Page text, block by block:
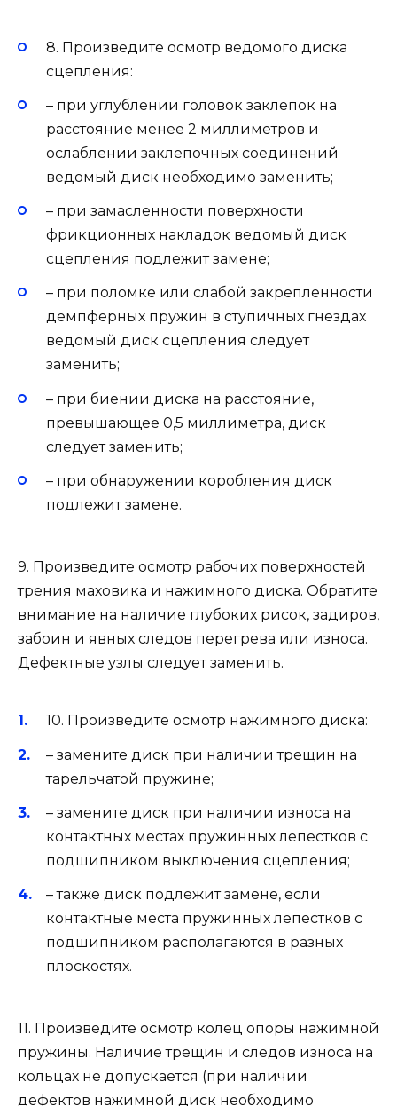
8. Произведите осмотр ведомого диска
сцепления:
– при углублении головок заклепок на
расстояние менее 2 миллиметров и
ослаблении заклепочных соединений
ведомый диск необходимо заменить;
– при замасленности поверхности
фрикционных накладок ведомый диск
сцепления подлежит замене;
– при поломке или слабой закрепленности
демпферных пружин в ступичных гнездах
ведомый диск сцепления следует
заменить;
– при биении диска на расстояние,
превышающее 0,5 миллиметра, диск
следует заменить;
– при обнаружении коробления диск
подлежит замене.
9. Произведите осмотр рабочих поверхностей
трения маховика и нажимного диска. Обратите
внимание на наличие глубоких рисок, задиров,
забоин и явных следов перегрева или износа.
Дефектные узлы следует заменить.
10. Произведите осмотр нажимного диска:
– замените диск при наличии трещин на
тарельчатой пружине;
– замените диск при наличии износа на
контактных местах пружинных лепестков с
подшипником выключения сцепления;
– также диск подлежит замене, если
контактные места пружинных лепестков с
подшипником располагаются в разных
плоскостях.
11. Произведите осмотр колец опоры нажимной
пружины. Наличие трещин и следов износа на
кольцах не допускается (при наличии
дефектов нажимной диск необходимо